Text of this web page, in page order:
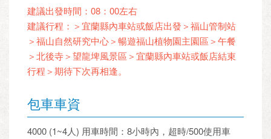
建議出發時間：08：00左右
建議行程：＞宜蘭縣內車站或飯店出發＞福山管制站
＞福山自然研究中心＞暢遊福山植物園主園區＞午餐
＞北後寺＞望龍埤風景區＞宜蘭縣內車站或飯店結束
行程＞期待下次再相逢。
包車車資
4000 (1~4人) 用車時間：8小時內，超時/500使用車